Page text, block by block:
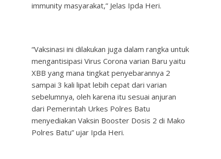
immunity masyarakat,” Jelas Ipda Heri.
“Vaksinasi ini dilakukan juga dalam rangka untuk
mengantisipasi Virus Corona varian Baru yaitu
XBB yang mana tingkat penyebarannya 2
sampai 3 kali lipat lebih cepat dari varian
sebelumnya, oleh karena itu sesuai anjuran
dari Pemerintah Urkes Polres Batu
menyediakan Vaksin Booster Dosis 2 di Mako
Polres Batu” ujar Ipda Heri.